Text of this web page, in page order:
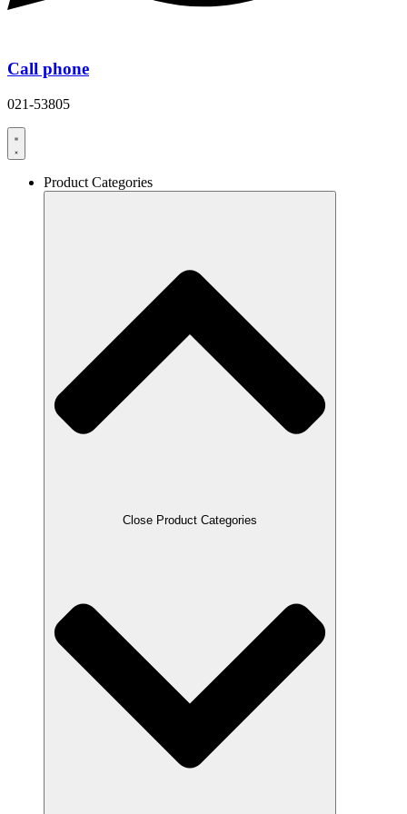
Call phone
021-53805
Product Categories
Close Product Categories